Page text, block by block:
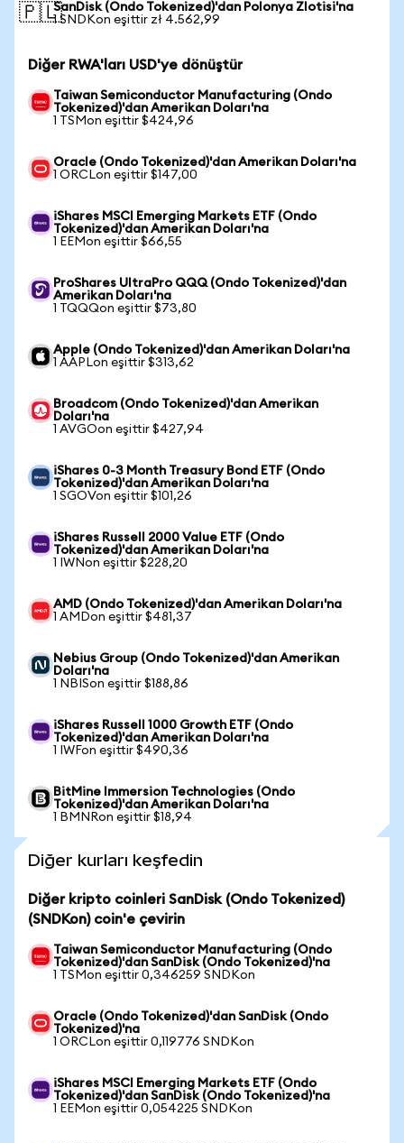
🇵🇱SanDisk (Ondo Tokenized)'dan Polonya Zlotisi'na
1 SNDKon eşittir zł 4.562,99
Diğer RWA'ları USD'ye dönüştür
Taiwan Semiconductor Manufacturing (Ondo
Tokenized)'dan Amerikan Doları'na
1 TSMon eşittir $424,96
Oracle (Ondo Tokenized)'dan Amerikan Doları'na
1 ORCLon eşittir $147,00
iShares MSCI Emerging Markets ETF (Ondo
Tokenized)'dan Amerikan Doları'na
1 EEMon eşittir $66,55
ProShares UltraPro QQQ (Ondo Tokenized)'dan
Amerikan Doları'na
1 TQQQon eşittir $73,80
Apple (Ondo Tokenized)'dan Amerikan Doları'na
1 AAPLon eşittir $313,62
Broadcom (Ondo Tokenized)'dan Amerikan
Doları'na
1 AVGOon eşittir $427,94
iShares 0-3 Month Treasury Bond ETF (Ondo
Tokenized)'dan Amerikan Doları'na
1 SGOVon eşittir $101,26
iShares Russell 2000 Value ETF (Ondo
Tokenized)'dan Amerikan Doları'na
1 IWNon eşittir $228,20
AMD (Ondo Tokenized)'dan Amerikan Doları'na
1 AMDon eşittir $481,37
Nebius Group (Ondo Tokenized)'dan Amerikan
Doları'na
1 NBISon eşittir $188,86
iShares Russell 1000 Growth ETF (Ondo
Tokenized)'dan Amerikan Doları'na
1 IWFon eşittir $490,36
BitMine Immersion Technologies (Ondo
Tokenized)'dan Amerikan Doları'na
1 BMNRon eşittir $18,94
Diğer kurları keşfedin
Diğer kripto coinleri SanDisk (Ondo Tokenized)
(SNDKon) coin'e çevirin
Taiwan Semiconductor Manufacturing (Ondo
Tokenized)'dan SanDisk (Ondo Tokenized)'na
1 TSMon eşittir 0,346259 SNDKon
Oracle (Ondo Tokenized)'dan SanDisk (Ondo
Tokenized)'na
1 ORCLon eşittir 0,119776 SNDKon
iShares MSCI Emerging Markets ETF (Ondo
Tokenized)'dan SanDisk (Ondo Tokenized)'na
1 EEMon eşittir 0,054225 SNDKon